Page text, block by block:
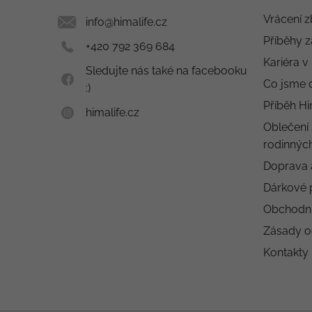
info@himalife.cz
+420 792 369 684
Sledujte nás také na facebooku
:)
himalife.cz
Vrácení
Příběhy
Kariéra
Co jsme
Příběh
Oblečení
Doprava
Dárkové
Zásady
Kontakty